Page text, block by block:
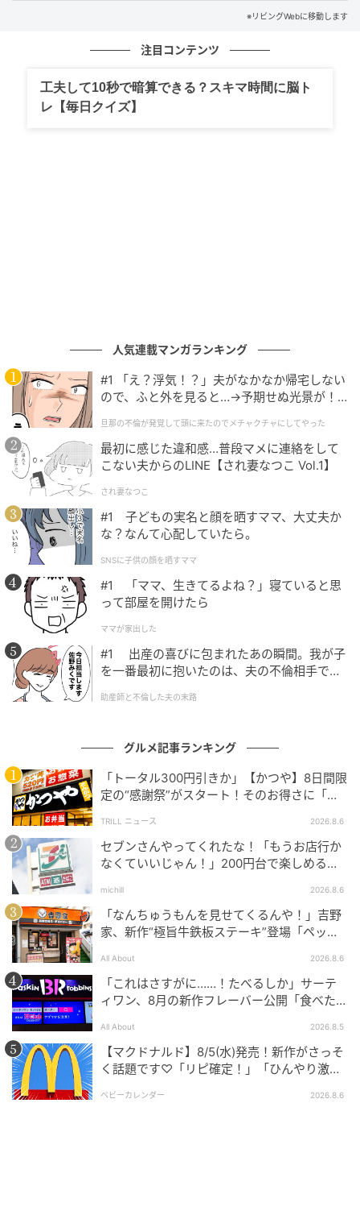
基本のメニューはこちらですが、本日の気まぐれ丼が
出典：リビング仙台Web
迷ったときは全部のせ！ 決められないので全部のせで
注文です。
出典：リビング仙台Web
熱々のお茶をいただきながら、待ちます。日本酒が目
に入るが、車。。。悲しい。
本日の気まぐれ丼「全部のせ」
※リビングWebに移動します
注目コンテンツ
工夫して10秒で暗算できる？スキマ時間に脳ト
レ【毎日クイズ】
人気連載マンガランキング
#1 「え？浮気！？」夫がなかなか帰宅しない
ので、ふと外を見ると…→予期せぬ光景が！
クチャにしてやった
旦那の不倫が発覚して頭に来たのでメチャクチャにしてやった
最初に感じた違和感…普段マメに連絡をして
こない夫からのLINE【され妻なつこ Vol.1】
され妻なつこ
#1 子どもの実名と顔を晒すママ、大丈夫か
な？なんて心配していたら。
SNSに子供の顔を晒すママ
#1 「ママ、生きてるよね？」寝ていると思
って部屋を開けたら
ママが家出した
#1 出産の喜びに包まれたあの瞬間。我が子
を一番最初に抱いたのは、夫の不倫相手でし
助産師と不倫した夫の末路
グルメ記事ランキング
「トータル300円引きか」【かつや】8日間限
定の“感謝祭”がスタート！そのお得さに「何
TRILL ニュース 2026.8.6
セブンさんやってくれたな！「もうお店行か
なくていいじゃん！」200円台で楽しめる本
michill 2026.8.6
「なんちゅうもんを見せてくるんや！」吉野
家、新作“極旨牛鉄板ステーキ”登場「ペッパ
All About 2026.8.6
「これはさすがに……！たべるしか」サーテ
ィワン、8月の新作フレーバー公開「食べた方
All About 2026.8.5
【マクドナルド】8/5(水)発売！新作がさっそ
く話題です♡「リピ確定！」「ひんやり激う
ベビーカレンダー 2026.8.6